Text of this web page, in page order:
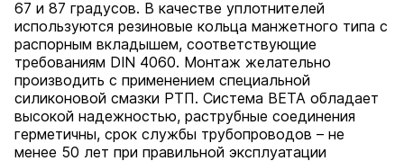
67 и 87 градусов. В качестве уплотнителей
используются резиновые кольца манжетного типа с
распорным вкладышем, соответствующие
требованиям DIN 4060. Монтаж желательно
производить с применением специальной
силиконовой смазки РТП. Система BETA обладает
высокой надежностью, раструбные соединения
герметичны, срок службы трубопроводов – не
менее 50 лет при правильной эксплуатации